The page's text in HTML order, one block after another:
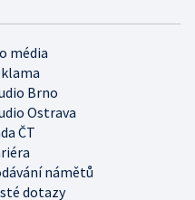
média
Brno
Ostrava
ČT
námětů
dotazy